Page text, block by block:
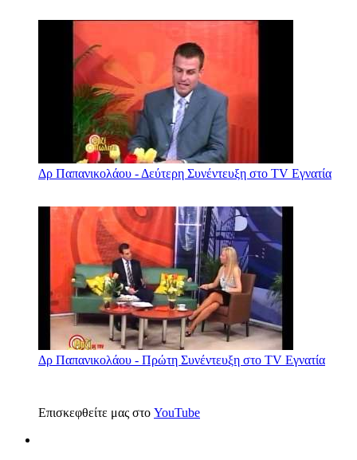
Δρ Παπανικολάου - Δεύτερη Συνέντευξη στο TV Εγνατία
Δρ Παπανικολάου - Πρώτη Συνέντευξη στο TV Εγνατία
Επισκεφθείτε μας στο YouTube